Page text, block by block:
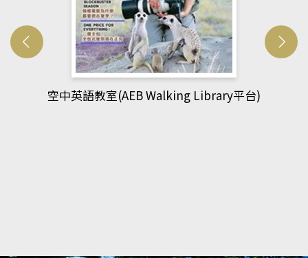
網管人(kono平台)